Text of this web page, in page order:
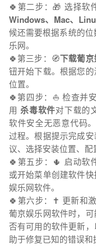
🍀第二步：🎁 选择软
Windows、Mac、
候还需要根据系统的
乐网。
🍀第三步：🧭下载葡
钮开始下载。根据您
位置。
🍀第四步：⛵️ 检查并
用杀毒软件对下载的
软件安全无恶意代码
过程。根据提示完成
议、选择安装位置、配
🍀第五步：🌵 启动软
或开始菜单创建软件
娱乐网软件。
🍀第六步：✝️ 更新和
葡京娱乐网软件时，
否有可用的软件更新
助于修复已知的错误和